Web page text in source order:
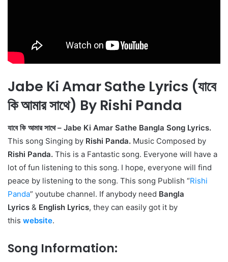
Jabe Ki Amar Sathe Lyrics (যাবে
কি আমার সাথে) By Rishi Panda
যাবে কি আমার সাথে – Jabe Ki Amar Sathe Bangla Song Lyrics.
This song Singing by Rishi Panda. Music Composed by
Rishi Panda. This is a Fantastic song. Everyone will have a
lot of fun listening to this song. I hope, everyone will find
peace by listening to the song. This song Publish “Rishi
Panda” youtube channel. If anybody need Bangla
Lyrics & English Lyrics, they can easily got it by
this website.
Song Information: